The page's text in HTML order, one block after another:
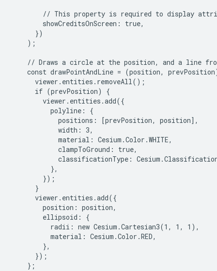
// This property is required to display
        showCreditsOnScreen: true,
      })
    );
// Draws a circle at the position, and a line
const drawPointAndLine = (position,
      viewer.entities.removeAll();
      if (prevPosition) {
        viewer.entities.add({
          polyline: {
            positions: [prevPosition, position],
            width: 3,
            material: Cesium.Color.WHITE,
            clampToGround: true,
classificationType:
          },
        });
      }
      viewer.entities.add({
        position: position,
        ellipsoid: {
          radii: new Cesium.Cartesian3(1, 1, 1),
          material: Cesium.Color.RED,
        },
      });
    };